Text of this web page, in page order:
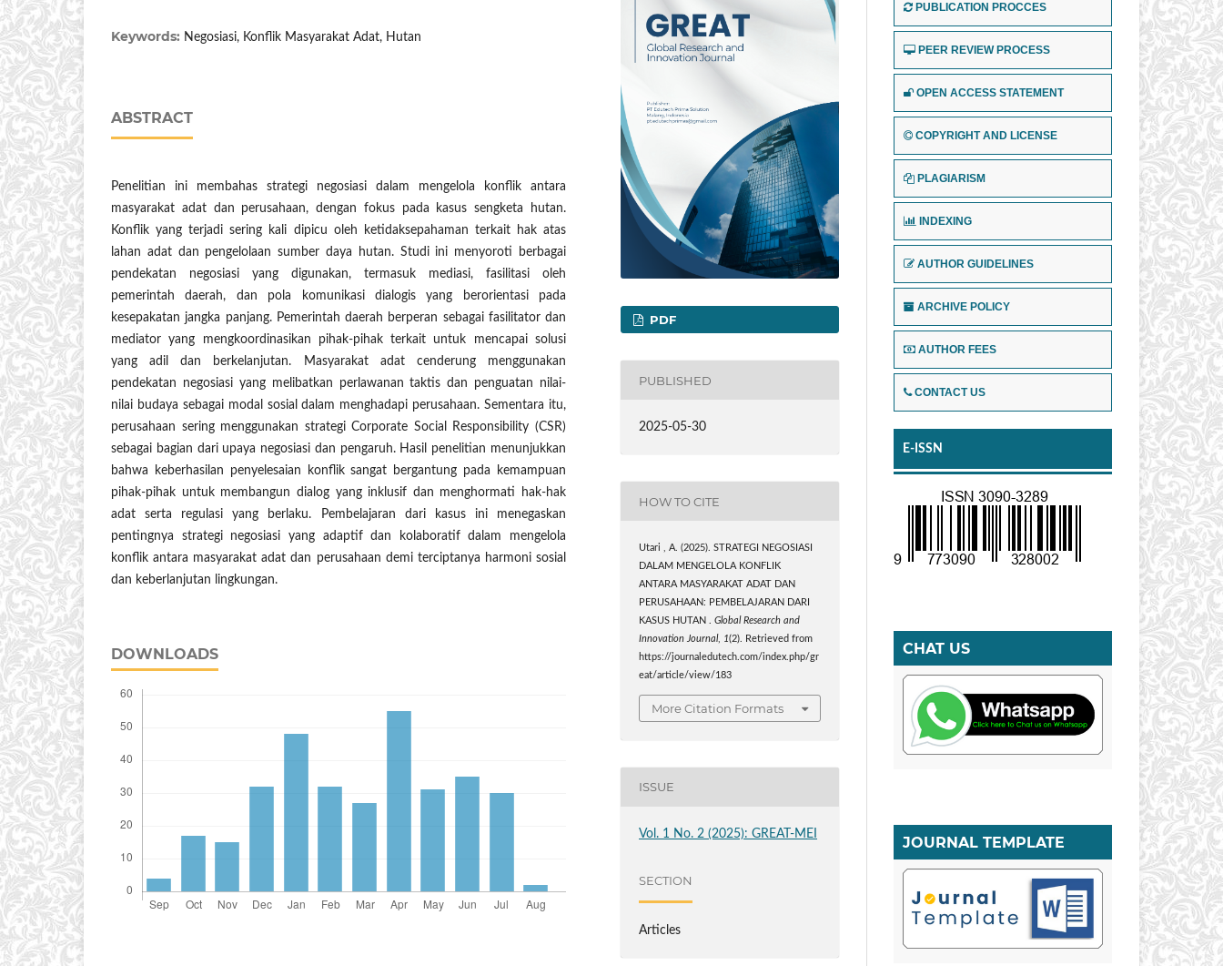
Keywords: Negosiasi, Konflik Masyarakat Adat, Hutan
ABSTRACT
Penelitian ini membahas strategi negosiasi dalam mengelola konflik antara
masyarakat adat dan perusahaan, dengan fokus pada kasus sengketa hutan.
Konflik yang terjadi sering kali dipicu oleh ketidaksepahaman terkait hak atas
lahan adat dan pengelolaan sumber daya hutan. Studi ini menyoroti berbagai
pendekatan negosiasi yang digunakan, termasuk mediasi, fasilitasi oleh
pemerintah daerah, dan pola komunikasi dialogis yang berorientasi pada
kesepakatan jangka panjang. Pemerintah daerah berperan sebagai fasilitator dan
mediator yang mengkoordinasikan pihak-pihak terkait untuk mencapai solusi
yang adil dan berkelanjutan. Masyarakat adat cenderung menggunakan
pendekatan negosiasi yang melibatkan perlawanan taktis dan penguatan nilai-
nilai budaya sebagai modal sosial dalam menghadapi perusahaan. Sementara itu,
perusahaan sering menggunakan strategi Corporate Social Responsibility (CSR)
sebagai bagian dari upaya negosiasi dan pengaruh. Hasil penelitian menunjukkan
bahwa keberhasilan penyelesaian konflik sangat bergantung pada kemampuan
pihak-pihak untuk membangun dialog yang inklusif dan menghormati hak-hak
adat serta regulasi yang berlaku. Pembelajaran dari kasus ini menegaskan
pentingnya strategi negosiasi yang adaptif dan kolaboratif dalam mengelola
konflik antara masyarakat adat dan perusahaan demi terciptanya harmoni sosial
dan keberlanjutan lingkungan.
DOWNLOADS
PDF
PUBLISHED
2025-05-30
HOW TO CITE
Utari , A. (2025). STRATEGI NEGOSIASI
DALAM MENGELOLA KONFLIK
ANTARA MASYARAKAT ADAT DAN
PERUSAHAAN: PEMBELAJARAN DARI
KASUS HUTAN .Global Research and
Innovation Journal, 1(2). Retrieved from
https://journaledutech.com/index.php/gr
eat/article/view/183
More Citation Formats
ISSUE
Vol. 1 No. 2 (2025): GREAT-MEI
SECTION
Articles
PUBLICATION PROCCES
PEER REVIEW PROCESS
OPEN ACCESS STATEMENT
COPYRIGHT AND LICENSE
PLAGIARISM
INDEXING
AUTHOR GUIDELINES
ARCHIVE POLICY
AUTHOR FEES
CONTACT US
E-ISSN
CHAT US
JOURNAL TEMPLATE